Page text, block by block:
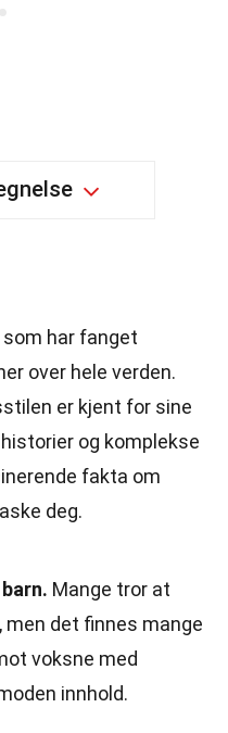
har fanget
over hele verden.
er kjent for sine
og komplekse
fakta om
deg.
Mange tror at
men det finnes mange
voksne med
innhold.